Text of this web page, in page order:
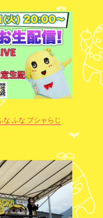
ふな ブシャらじ